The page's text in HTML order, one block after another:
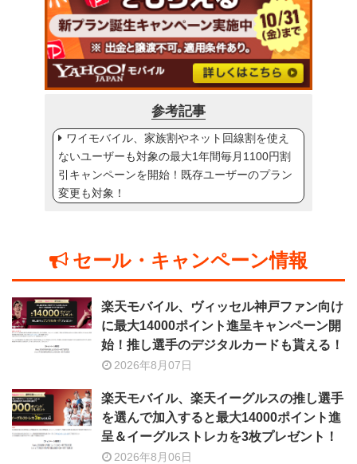
参考記事
ワイモバイル、家族割やネット回線割を使え
ないユーザーも対象の最大1年間毎月1100円割
引キャンペーンを開始！既存ユーザーのプラン
変更も対象！
セール・キャンペーン情報
楽天モバイル、ヴィッセル神戸ファン向け
に最大14000ポイント進呈キャンペーン開
始！推し選手のデジタルカードも貰える！
2026年8月07日
楽天モバイル、楽天イーグルスの推し選手
を選んで加入すると最大14000ポイント進
呈＆イーグルストレカを3枚プレゼント！
2026年8月06日